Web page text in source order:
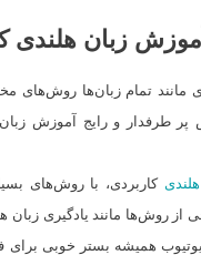
زبان هلندی
مانند تمام زبان‌ها روش‌های
پر طرفدار و رایج آموزش
کاربردی، با روش‌های
همیشه بستر خوبی برای